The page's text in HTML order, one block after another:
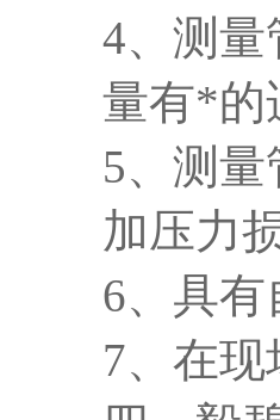
4、测
量有*的
5、测
加压力
6、具
7、在